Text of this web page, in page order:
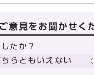
意見をお聞かせく
たか？
ちらともいえない